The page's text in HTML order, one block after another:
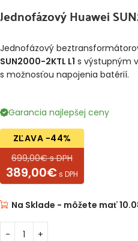
Jednofázový Huawei
Jednofázový
SUN2000-2KTL L1 s výstupným
s možnosťou napojenia batérií.
Garancia najlepšej ceny
ZĽAVA -44%
699,00€ s DPH
389,00€s DPH
Na Sklade - môžete mať